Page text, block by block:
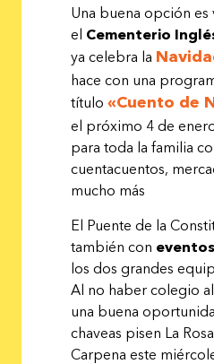
Una buena opción es
el Cementerio
ya celebra la
hace con una
título «Cuento de
el próximo 4 de
para toda la familia
cuentacuentos,
mucho más
El Puente de la
también con
los dos grandes
Al no haber colegio
una buena
chaveas pisen La
Carpena este